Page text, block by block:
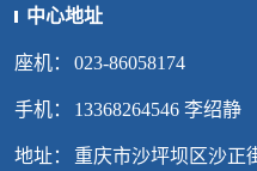
中心地址
座机： 023-86058174
手机： 13368264546 李绍静
地址： 重庆市沙坪坝区沙正